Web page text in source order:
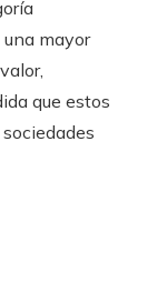
mayor
que estos